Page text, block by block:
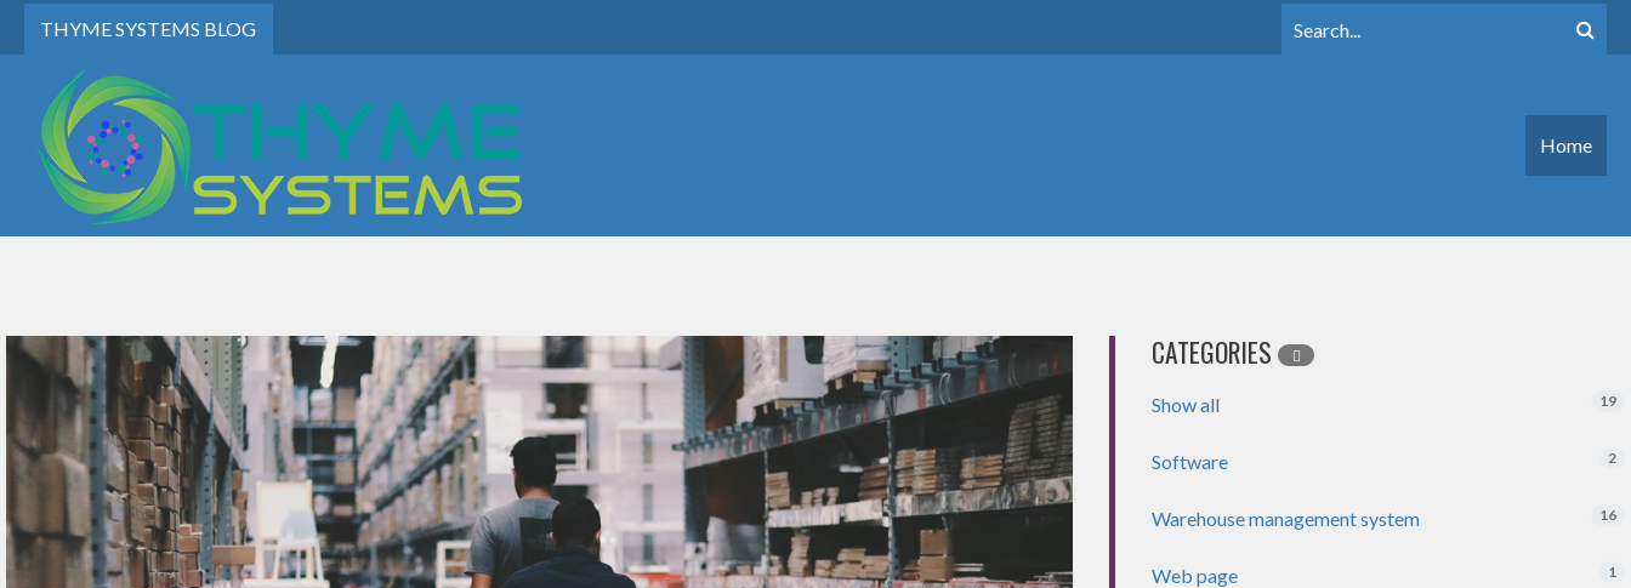
THYME SYSTEMS BLOG
Home
CATEGORIES
Show all 19
Software 2
Warehouse management system 16
Web page 1